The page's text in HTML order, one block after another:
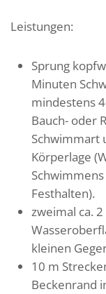
Leistungen:
Sprung
Minuten
mindestens
Bauch- oder
Schwimmart
Körperlage
Festhalten).
zweimal ca.
kleinen
10 m
Beckenrand